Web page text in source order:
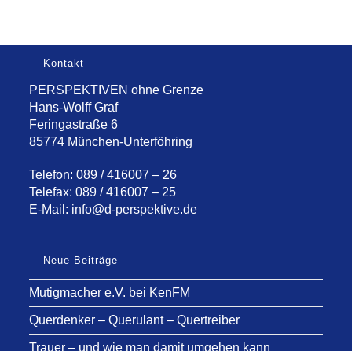
Kontakt
PERSPEKTIVEN ohne Grenze
Hans-Wolff Graf
Feringastraße 6
85774 München-Unterföhring
Telefon: 089 / 416007 – 26
Telefax: 089 / 416007 – 25
E-Mail: info@d-perspektive.de
Neue Beiträge
Mutigmacher e.V. bei KenFM
Querdenker – Querulant – Quertreiber
Trauer – und wie man damit umgehen kann